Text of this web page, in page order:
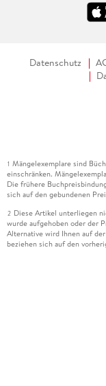
Datenschutz
1 Mängelexemplare sind
einschränken.
Die frühere
sich auf den gebundenen
2 Diese Artikel unterliegen
wurde aufgehoben oder der
Alternative wird Ihnen auf
beziehen sich auf den